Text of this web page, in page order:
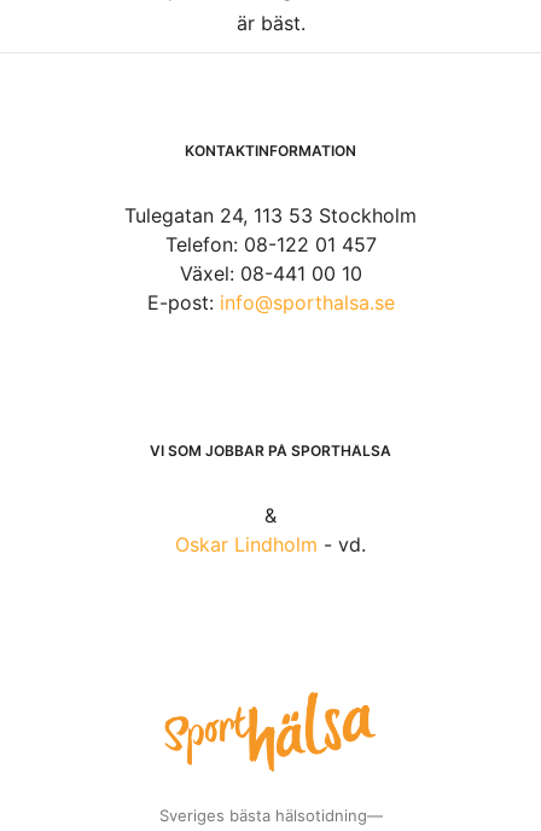
är bäst.
KONTAKTINFORMATION
Tulegatan 24, 113 53 Stockholm
Telefon: 08-122 01 457
Växel: 08-441 00 10
E-post: info@sporthalsa.se
VI SOM JOBBAR PÅ SPORTHÄLSA
&
Oskar Lindholm - vd.
Sveriges bästa hälsotidning—